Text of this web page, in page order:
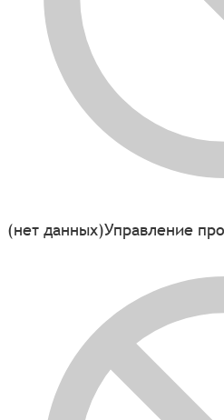
(нет данных)Управление